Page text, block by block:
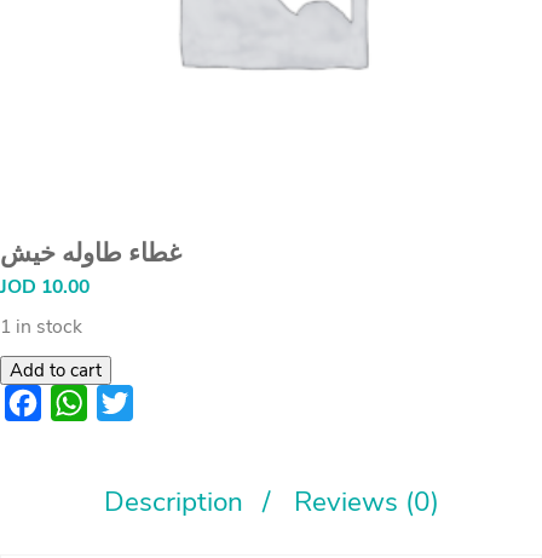
غطاء طاوله خيش
JOD 10.00
1 in stock
Add to cart
FacebookWhatsApp
Description Reviews (0)